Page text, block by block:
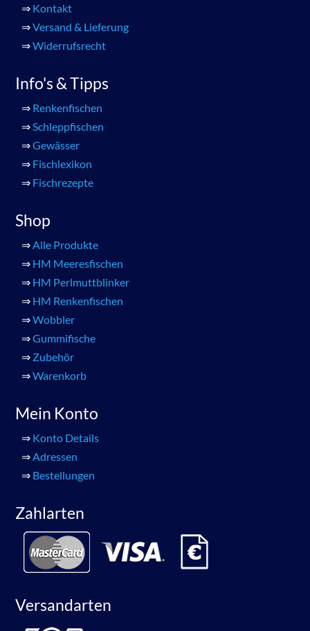
⇒ Kontakt
⇒Versand & Lieferung
⇒Widerrufsrecht
Info's & Tipps
⇒ Renkenfischen
⇒Schleppfischen
⇒Gewässer
⇒ Fischlexikon
⇒ Fischrezepte
Shop
⇒Alle Produkte
⇒ HM Meeresfischen
⇒ HM Perlmuttblinker
⇒ HM Renkenfischen
⇒Wobbler
⇒Gummifische
⇒ Zubehör
⇒Warenkorb
Mein Konto
⇒ Konto Details
⇒Adressen
⇒ Bestellungen
Zahlarten
Versandarten